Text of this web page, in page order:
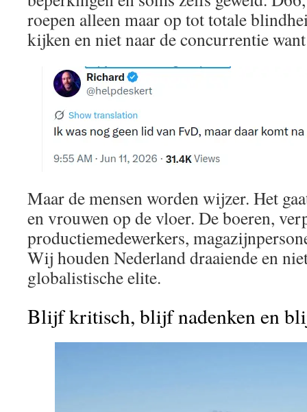
roepen alleen maar op tot totale
kijken en niet naar de concurrentie
Maar de mensen worden wijzer. Het
en vrouwen op de vloer. De boeren,
productiemedewerkers,
Wij houden Nederland draaiende en
globalistische elite.
Blijf kritisch, blijf nadenken en